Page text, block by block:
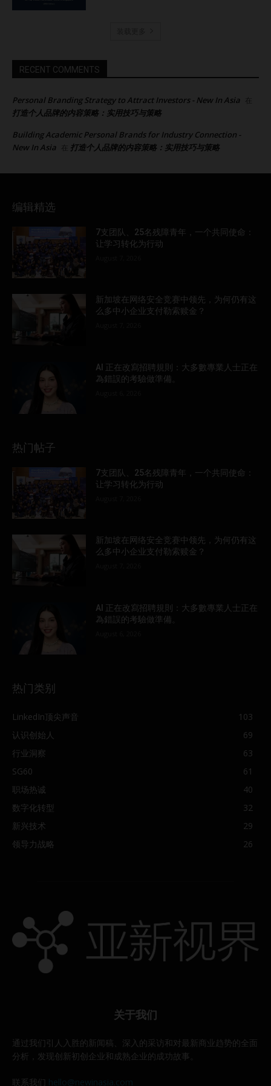
RECENT COMMENTS
Personal Branding Strategy to Attract Investors - New In Asia 在
打造个人品牌的内容策略：实用技巧与策略
Building Academic Personal Brands for Industry Connection -
New In Asia
在 打造个人品牌的内容策略：实用技巧与策略
编辑精选
7支团队、25名残障青年，一个共同使命：
让学习转化为行动
新加坡在网络安全竞赛中领先，为何仍有这
么多中小企业支付勒索赎金？
AI 正在改寫招聘規則：大多數專業人士正在
為錯誤的考驗做準備。
热门帖子
7支团队、25名残障青年，一个共同使命：
让学习转化为行动
新加坡在网络安全竞赛中领先，为何仍有这
么多中小企业支付勒索赎金？
AI 正在改寫招聘規則：大多數專業人士正在
為錯誤的考驗做準備。
热门类别
LinkedIn顶尖声音
103
认识创始人
69
行业洞察
63
SG60
61
职场热诚
40
数字化转型
32
新兴技术
29
领导力战略
26
关于我们
通过我们引人入胜的新闻稿、深入的采访和对最新商业趋势的全面
分析，发现创新初创企业和成熟企业的成功故事。
联系我们 hello@newinasia.com